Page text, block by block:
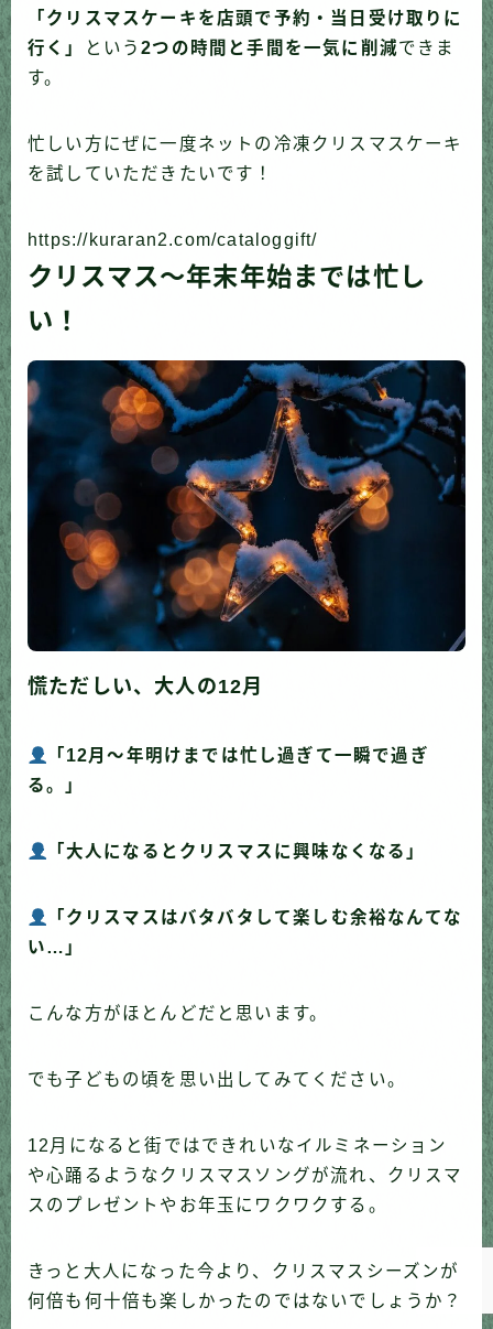
「クリスマスケーキを店頭で予約・当日受け取りに
行く」
という2つの時間と手間を一気に削減できま
す。
忙しい方にぜに一度ネットの冷凍クリスマスケーキ
を試していただきたいです！
https://kuraran2.com/cataloggift/
クリスマス〜年末年始までは忙し
い！
慌ただしい、大人の12月
「12月〜年明けまでは忙し過ぎて一瞬で過ぎ
る。」
「大人になるとクリスマスに興味なくなる」
「クリスマスはバタバタして楽しむ余裕なんてな
い…」
こんな方がほとんどだと思います。
でも子どもの頃を思い出してみてください。
12月になると街ではできれいなイルミネーション
や心踊るようなクリスマスソングが流れ、クリスマ
スのプレゼントやお年玉にワクワクする。
きっと大人になった今より、クリスマスシーズンが
何倍も何十倍も楽しかったのではないでしょうか？